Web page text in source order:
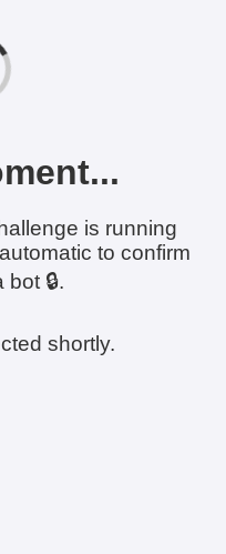
is running
to confirm
🔒.
shortly.